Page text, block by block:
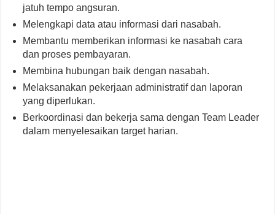
jatuh tempo angsuran.
Melengkapi data atau informasi dari nasabah.
Membantu memberikan informasi ke nasabah cara
dan proses pembayaran.
Membina hubungan baik dengan nasabah.
Melaksanakan pekerjaan administratif dan laporan
yang diperlukan.
Berkoordinasi dan bekerja sama dengan Team Leader
dalam menyelesaikan target harian.